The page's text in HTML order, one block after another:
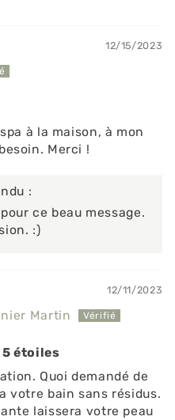
12/15/2023
à la maison, à mon
Merci !
:
ce beau message.
:)
12/11/2023
Martin
5 étoiles
Quoi demandé de
votre bain sans résidus.
laissera votre peau